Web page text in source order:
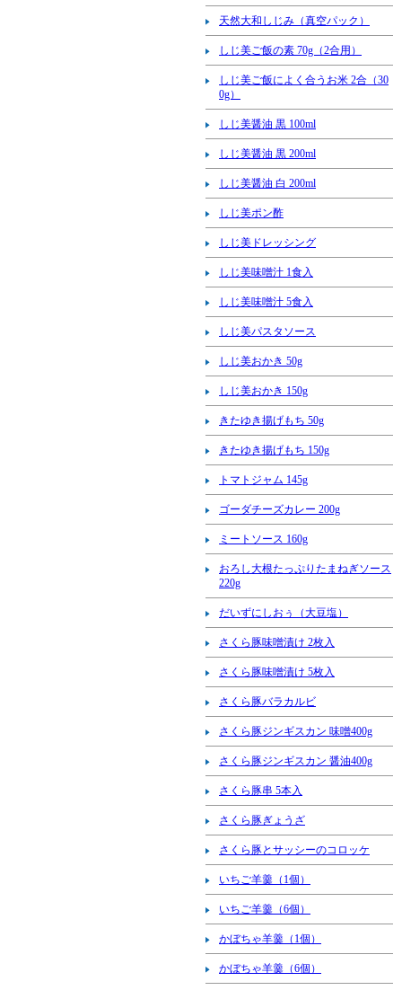
天然大和しじみ（真空パック）
しじ美ご飯の素 70g（2合用）
しじ美ご飯によく合うお米 2合（30
0g）
しじ美醤油 黒 100ml
しじ美醤油 黒 200ml
しじ美醤油 白 200ml
しじ美ポン酢
しじ美ドレッシング
しじ美味噌汁 1食入
しじ美味噌汁 5食入
しじ美パスタソース
しじ美おかき 50g
しじ美おかき 150g
きたゆき揚げもち 50g
きたゆき揚げもち 150g
トマトジャム 145g
ゴーダチーズカレー 200g
ミートソース 160g
おろし大根たっぷりたまねぎソース
220g
だいずにしおぅ（大豆塩）
さくら豚味噌漬け 2枚入
さくら豚味噌漬け 5枚入
さくら豚バラカルビ
さくら豚ジンギスカン 味噌400g
さくら豚ジンギスカン 醤油400g
さくら豚串 5本入
さくら豚ぎょうざ
さくら豚とサッシーのコロッケ
いちご羊羹（1個）
いちご羊羹（6個）
かぼちゃ羊羹（1個）
かぼちゃ羊羹（6個）